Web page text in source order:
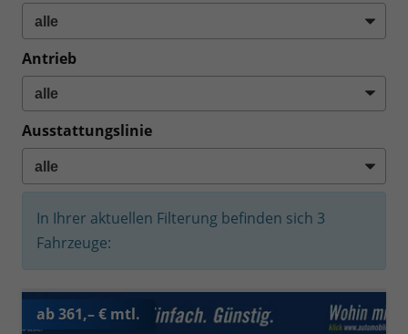
Antrieb
Ausstattungslinie
In Ihrer aktuellen Filterung befinden sich 3
Fahrzeuge:
ab 361,– € mtl.